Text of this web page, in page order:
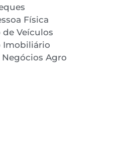
Física
Veículos
Imobiliário
Agro